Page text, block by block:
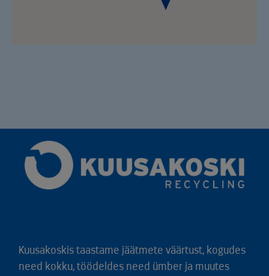
Kuusakoskis taastame jäätmete väärtust, kogudes
need kokku, töödeldes need ümber ja muutes